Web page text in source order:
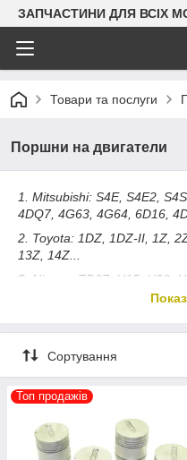
ЗАПЧАСТИНИ ДЛЯ ВСІХ
Товари та послуги
Поршни на двигатели
1. Mitsubishi: S4E, S4E2,
4DQ7, 4G63, 4G64, 6D16,
2. Toyota: 1DZ, 1DZ-II, 1Z,
13Z, 14Z...
3. Nissan: TD27, H15, H20,
4TNE92, 4TNE98, 4TNV92,
6D95L, 6D95...
5. Isuzu: C240, DC24, 4FE1,
6BD1, 6BD1, 6BG1, 6BG1T,
6. Cummins: A2300, DB33,
7. Perkins: D3900, D2500...
Сортування
Топ продажів